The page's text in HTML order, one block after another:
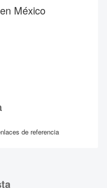
México
de referencia